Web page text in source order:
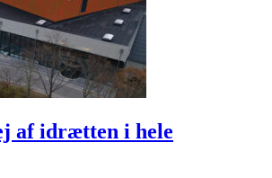
af idrætten i hele